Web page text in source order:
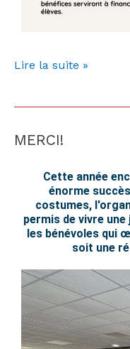
Lire la suite »
MERCI!
Cette année
énorme
costumes,
permis de vivre une
les bénévoles qui
soit une
MERCI!